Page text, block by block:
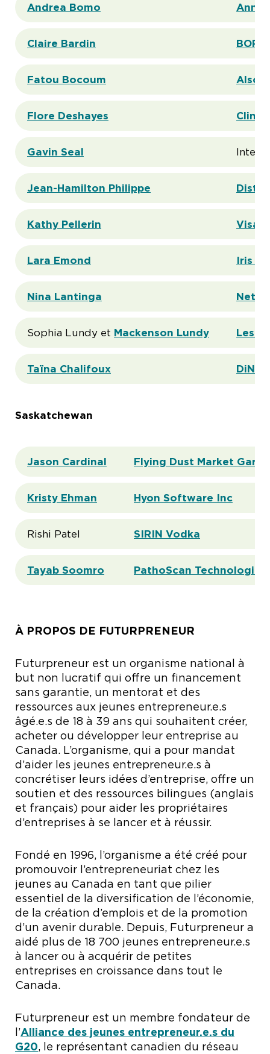
Andrea Bomo Ann
Claire Bardin
Fatou Bocoum Also
Flore Deshayes
Gavin Seal
Jean-Hamilton Philippe
Kathy Pellerin
Lara Emond Iris +
Nina Lantinga Nets
Sophia Lundy et Mackenson Lundy Les
Taïna Chalifoux
Saskatchewan
Jason Cardinal Flying Dust Market
Kristy Ehman Hyon Software Inc
Rishi Patel SIRIN Vodka
Tayab Soomro PathoScan Technologies
À PROPOS DE FUTURPRENEUR
Futurpreneur est un organisme national à
but non lucratif qui offre un financement
sans garantie, un mentorat et des
ressources aux jeunes entrepreneur.e.s
âgé.e.s de 18 à 39 ans qui souhaitent créer,
acheter ou développer leur entreprise au
Canada. L’organisme, qui a pour mandat
d’aider les jeunes entrepreneur.e.s à
concrétiser leurs idées d’entreprise, offre un
soutien et des ressources bilingues (anglais
et français) pour aider les propriétaires
d’entreprises à se lancer et à réussir.
Fondé en 1996, l’organisme a été créé pour
promouvoir l’entrepreneuriat chez les
jeunes au Canada en tant que pilier
essentiel de la diversification de l’économie,
de la création d’emplois et de la promotion
d’un avenir durable. Depuis, Futurpreneur a
aidé plus de 18 700 jeunes entrepreneur.e.s
à lancer ou à acquérir de petites
entreprises en croissance dans tout le
Canada.
Futurpreneur est un membre fondateur de
l’Alliance des jeunes entrepreneur.e.s du
G20, le représentant canadien du réseau